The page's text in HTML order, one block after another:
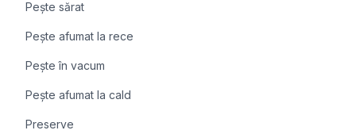
Pește sărat
Pește afumat la rece
Pește în vacum
Pește afumat la cald
Preserve